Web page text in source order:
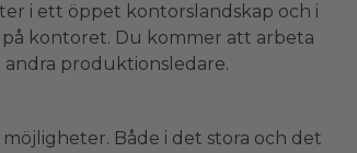
i ett öppet kontorslandskap och i
kontoret. Du kommer att arbeta
produktionsledare.
Både i det stora och det